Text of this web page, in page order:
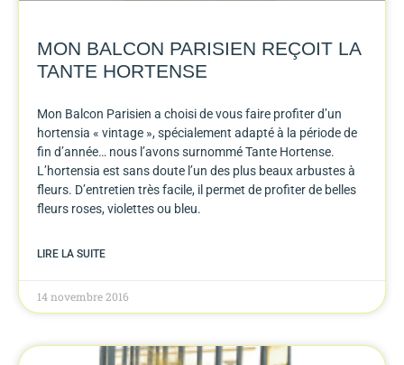
MON BALCON PARISIEN REÇOIT LA
TANTE HORTENSE
Mon Balcon Parisien a choisi de vous faire profiter d’un
hortensia « vintage », spécialement adapté à la période de
fin d’année… nous l’avons surnommé Tante Hortense.
L’hortensia est sans doute l’un des plus beaux arbustes à
fleurs. D’entretien très facile, il permet de profiter de belles
fleurs roses, violettes ou bleu.
LIRE LA SUITE
14 novembre 2016